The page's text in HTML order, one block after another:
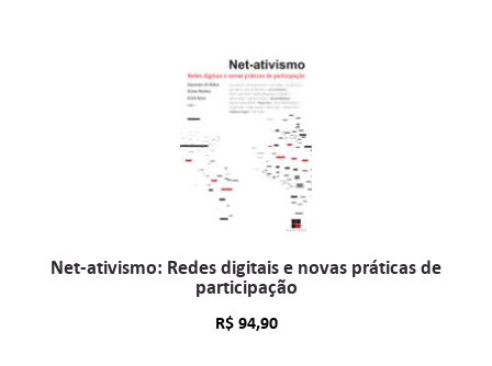
Net-ativismo: Redes digitais e novas práticas de
participação
R$94,90